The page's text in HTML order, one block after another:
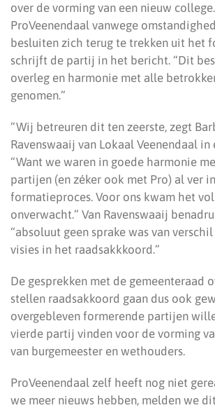
over de vorming van een nieuw
ProVeenendaal vanwege
besluiten zich terug te trekken uit het
schrijft de partij in het bericht. “Dit
overleg en harmonie met alle
genomen.”
“Wij betreuren dit ten zeerste, zegt
Ravenswaaij van Lokaal Veenendaal in
“Want we waren in goede harmonie
partijen (en zéker ook met Pro) al ver
formatieproces. Voor ons kwam het
onverwacht.” Van Ravenswaaij
“absoluut geen sprake was van
visies in het raadsakkkoord.”
De gesprekken met de gemeenteraad
stellen raadsakkoord gaan dus ook
overgebleven formerende partijen
vierde partij vinden voor de vorming
van burgemeester en wethouders.
ProVeenendaal zelf heeft nog niet
we meer nieuws hebben, melden we